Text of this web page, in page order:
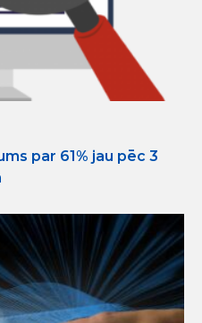
par 61% jau pēc 3